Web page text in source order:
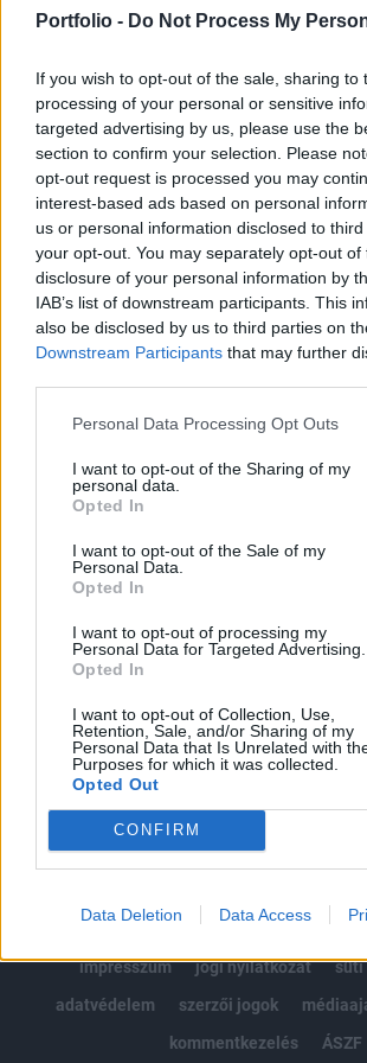
Portfolio - Do Not Process My
If you wish to opt-out of the sale, sharing to
processing of your personal or sensitive
targeted advertising by us, please use the
section to confirm your selection. Please
opt-out request is processed you may
interest-based ads based on personal
us or personal information disclosed to
your opt-out. You may separately opt-out of
disclosure of your personal information by
IAB’s list of downstream participants. This
also be disclosed by us to third parties on
Downstream Participants that may further
Personal Data Processing Opt Outs
I want to opt-out of the Sharing of my
personal data.
Opted In
I want to opt-out of the Sale of my
Personal Data.
Opted In
I want to opt-out of processing my
Personal Data for Targeted Advertising.
Opted In
I want to opt-out of Collection, Use,
Retention, Sale, and/or Sharing of my
Personal Data that Is Unrelated with
Purposes for which it was collected.
Opted Out
CONFIRM
Data Deletion Data Access
a 811-es főúton is korlátozásokra,
A legsúlyosabb fennakadás az M5-ös
ahol Budapest irányában, Inárcs
ütközött össze. A 35-ös
a belső sáv járható, a feltorlódott
már elérte a 3-4 kilométert. A sofőröknek
csomópontnál, Újhartyánnál letérniük az
ahonnan Inárcsnál...
KEDVES OLVASÓNK!
tartozik, melynek olvasása előfizetéses
regisztrációhoz kötött.
Az előfizetés a következőket
Kötéslisták: BÉT elmúlt 2 év napon
kötéslistái
Előfizetés
MÁR ELŐFIZETŐNK VAGY?
impresszum
jogi nyilatkozat
süti
adatvédelem
szerzői jogok
kommentkezelés
ÁSZF